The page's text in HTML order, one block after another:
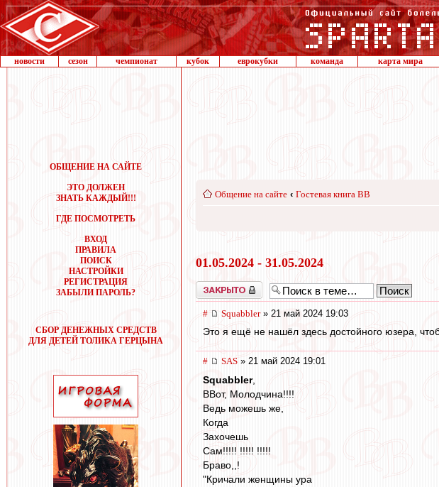
новости сезон чемпионат кубок еврокубки команда карта мира
ОБЩЕНИЕ НА САЙТЕ
ЭТО ДОЛЖЕН
ЗНАТЬ КАЖДЫЙ!!!
ГДЕ ПОСМОТРЕТЬ
ВХОД
ПРАВИЛА
ПОИСК
НАСТРОЙКИ
РЕГИСТРАЦИЯ
ЗАБЫЛИ ПАРОЛЬ?
СБОР ДЕНЕЖНЫХ СРЕДСТВ
ДЛЯ ДЕТЕЙ ТОЛИКА ГЕРЦЫНА
Общение на сайте ‹ Гостевая книга ВВ
01.05.2024 - 31.05.2024
Закрыто
# Squabbler» 21 май 2024 19:03
Это я ещё не нашёл здесь достойного юзера,
# SAS » 21 май 2024 19:01
Squabbler,
ВВот, Молодчина!!!!
Ведь можешь же,
Когда
Захочешь
Сам!!!!! !!!!! !!!!!
Браво,,!
"Кричали женщины ура